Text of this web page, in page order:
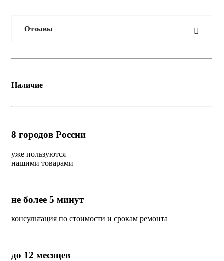
Отзывы
Наличие
8 городов России
уже пользуются
нашими товарами
не более 5 минут
консультация по стоимости и срокам ремонта
до 12 месяцев